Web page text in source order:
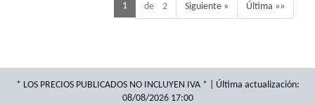
1 de 2 Siguiente » Última »»
* LOS PRECIOS PUBLICADOS NO INCLUYEN IVA * | Última actualización:
08/08/2026 17:00